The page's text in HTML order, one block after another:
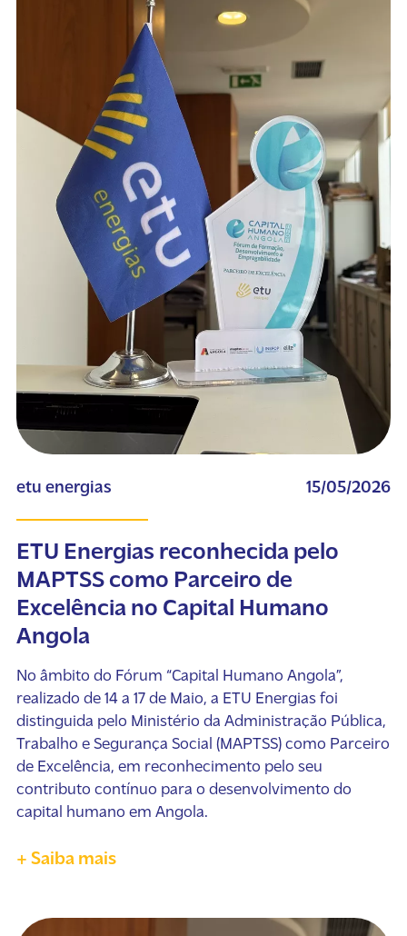
etu energias 15/05/2026
ETU Energias reconhecida pelo
MAPTSS como Parceiro de
Excelência no Capital Humano
Angola
No âmbito do Fórum “Capital Humano Angola”,
realizado de 14 a 17 de Maio, a ETU Energias foi
distinguida pelo Ministério da Administração Pública,
Trabalho e Segurança Social (MAPTSS) como Parceiro
de Excelência, em reconhecimento pelo seu
contributo contínuo para o desenvolvimento do
capital humano em Angola.
+ Saiba mais